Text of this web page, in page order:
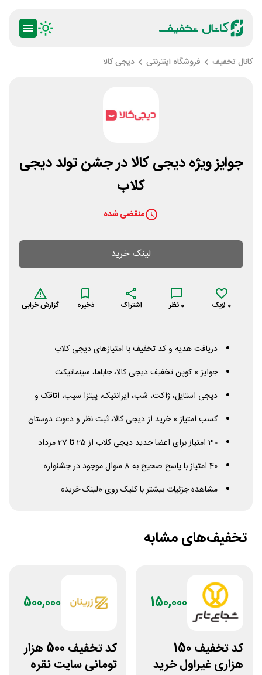
کانال تخفیف فروشگاه اینترنتی دیجی کالا
جوایز ویژه دیجی کالا در جشن تولد دیجی
کلاب
منقضی شده
لینک خرید
0 لایک 0 نظر اشتراک ذخیره گزارش خرابی
دریافت هدیه و کد تخفیف با امتیازهای دیجی کلاب
جوایز » کوپن تخفیف دیجی کالا، جاباما، سینماتیکت
دیجی استایل، ژاکت، شب، ایرانتیک، پیتزا سیب، اتاقک و ...
کسب امتیاز » خرید از دیجی کالا، ثبت نظر و دعوت دوستان
30 امتیاز برای اعضا جدید دیجی کلاب از 25 تا 27 مرداد
40 امتیاز با پاسخ صحیح به 8 سوال موجود در جشنواره
مشاهده جزئیات بیشتر با کلیک روی «لینک خرید»
تخفیف‌های مشابه
150,000
کد تخفیف 150
هزاری غیراول خرید
500,000
کد تخفیف 500 هزار
تومانی سایت نقره